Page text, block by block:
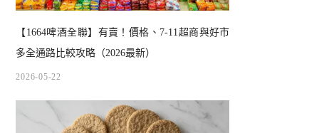
【1664啤酒全聯】有賣！價格、7-11超商與好市
多全通路比較攻略（2026最新）
2026-05-22